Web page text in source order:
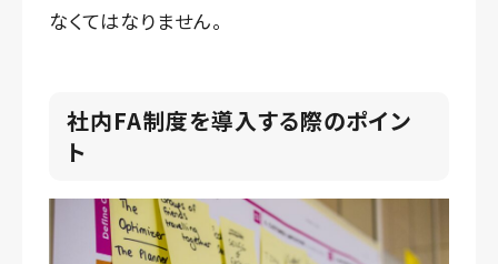
なくてはなりません。
社内FA制度を導入する際のポイン
ト